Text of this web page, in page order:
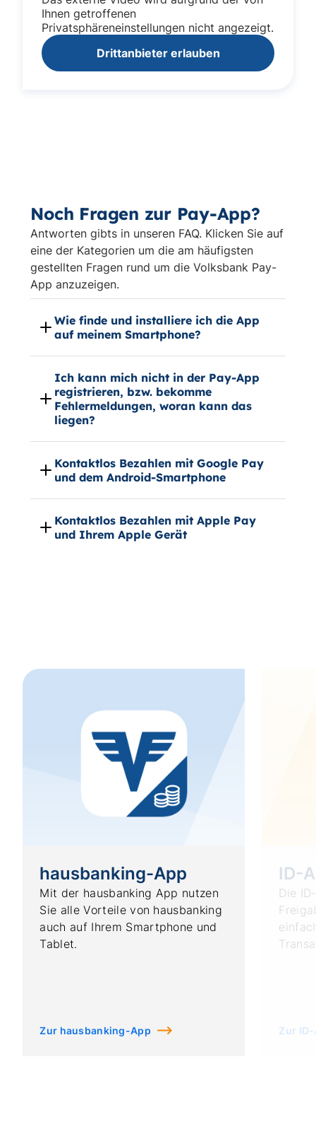
Ihnen getroffenen
Privatsphäreneinstellungen nicht angezeigt.
Drittanbieter erlauben
Noch Fragen zur Pay-App?
Antworten gibts in unseren FAQ. Klicken Sie auf
eine der Kategorien um die am häufigsten
gestellten Fragen rund um die Volksbank Pay-
App anzuzeigen.
Wie finde und installiere ich die App
auf meinem Smartphone?
Ich kann mich nicht in der Pay-App
registrieren, bzw. bekomme
Fehlermeldungen, woran kann das
liegen?
Kontaktlos Bezahlen mit Google Pay
und dem Android-Smartphone
Kontaktlos Bezahlen mit Apple Pay
und Ihrem Apple Gerät
hausbanking-App
Mit der hausbanking App nutzen
Sie alle Vorteile von hausbanking
auch auf Ihrem Smartphone und
Tablet.
Zur hausbanking-App
ID-
Die
Zur